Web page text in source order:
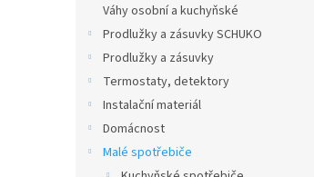
Váhy osobní a kuchyňské
Prodlužky a zásuvky SCHUKO
Prodlužky a zásuvky
Termostaty, detektory
Instalační materiál
Domácnost
Malé spotřebiče